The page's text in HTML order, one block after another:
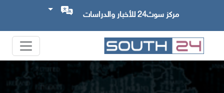
مركز سوث24 للأخبار والدراسات